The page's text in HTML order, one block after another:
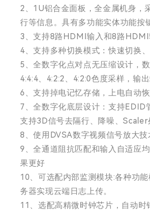
2、1U铝合金面板，全金属机身，
行等信息。具有多功能实体功能按
3、支持8路HDMI输入和8路
4、支持多种切换模式：快速切换
5、全数字化点对点无压缩设计，
4:4:4、4:2:2、4:2:0色度采样，输
6、支持掉电记忆存储，上电自动
7、全数字化底层设计：支持
支持3D信号去隔行、降噪、Scaler
8、使用DVSA数字视频信号放大
9、全通道阻抗匹配和输入自适应
果更好
10、可选配内部监测模块:各种功
务器实现云端日志上传。
11、选配高精微时钟芯片，自动